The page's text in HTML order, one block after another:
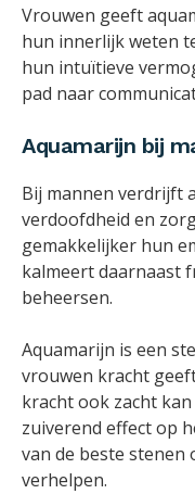
Vrouwen geeft
hun innerlijk weten
hun intuïtieve
pad naar
Aquamarijn bij
Bij mannen verdrijft
verdoofdheid en
gemakkelijker hun
kalmeert daarnaast
beheersen.
Aquamarijn is een
vrouwen kracht
kracht ook zacht
zuiverend effect op
van de beste stenen
verhelpen.